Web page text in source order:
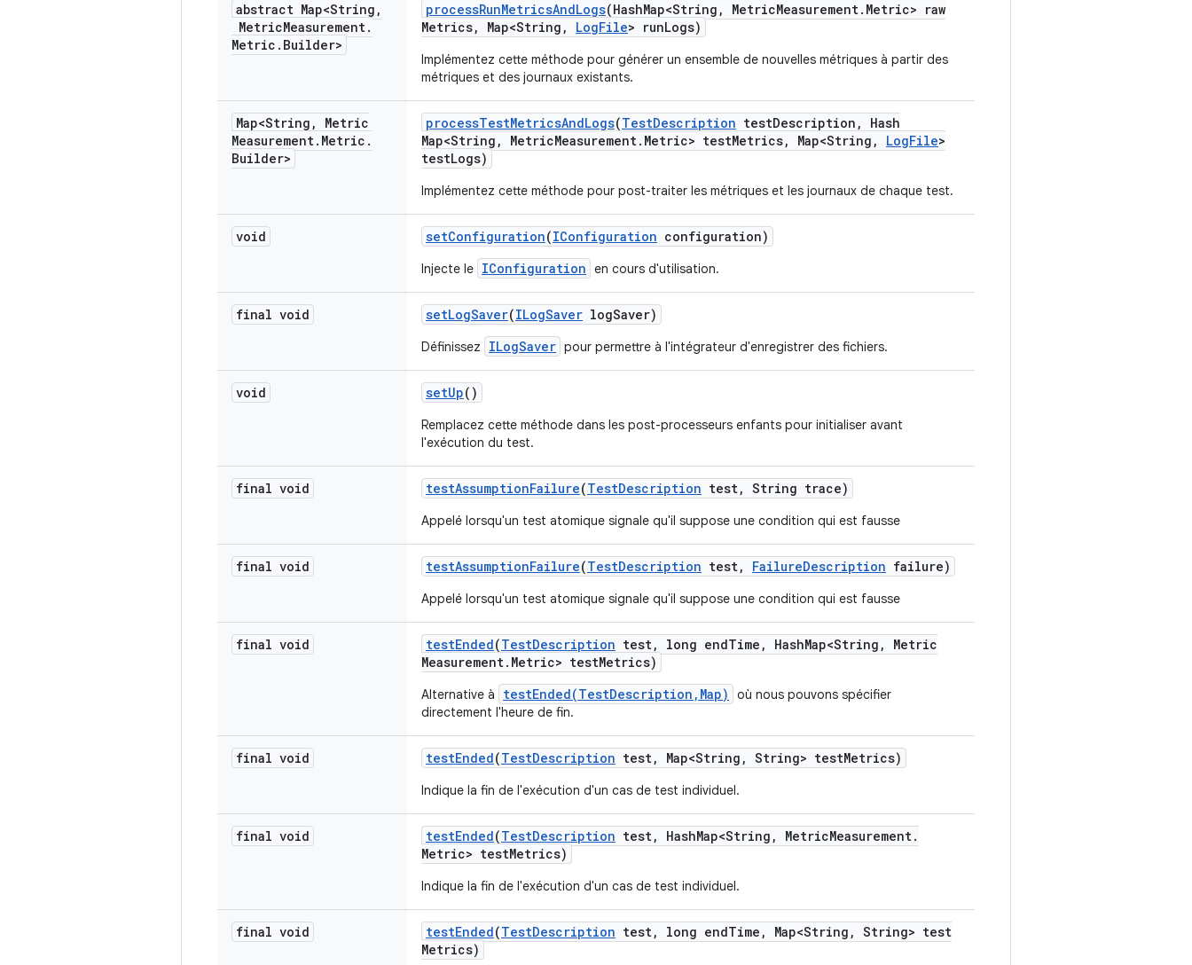
abstract Map<String ,
MetricMeasurement.
Metric . Builder>
processRunMetricsAndLogs(HashMap<String , MetricMeasurement. Metric> raw
Metrics, Map<String , LogFile> runLogs)
Implémentez cette méthode pour générer un ensemble de nouvelles métriques à partir des
métriques et des journaux existants.
Map<String ,
Metric
Measurement. Metric .
Builder>
processTestMetricsAndLogs(TestDescription testDescription ,
Hash
Map<String , MetricMeasurement. Metric> testMetrics, Map<String , LogFile>
testLogs)
Implémentez cette méthode pour post-traiter les métriques et les journaux de chaque test.
void setConfiguration(IConfiguration configuration)
Injecte le IConfiguration en cours d'utilisation.
final void setLogSaver(ILogSaver logSaver)
Définissez ILogSaver pour permettre à l'intégrateur d'enregistrer des fichiers.
void setUp()
Remplacez cette méthode dans les post-processeurs enfants pour initialiser avant
l'exécution du test.
final void testAssumptionFailure(TestDescription test, String trace)
Appelé lorsqu'un test atomique signale qu'il suppose une condition qui est fausse
final void testAssumptionFailure(TestDescription test, FailureDescription failure)
Appelé lorsqu'un test atomique signale qu'il suppose une condition qui est fausse
final void testEnded(TestDescription test, long endTime , HashMap<String ,
Metric
Measurement. Metric> testMetrics)
Alternative à testEnded(TestDescription,Map)
où nous pouvons spécifier
directement l'heure de fin.
final void testEnded(TestDescription test, Map<String , String> testMetrics)
Indique la fin de l'exécution d'un cas de test individuel.
final void testEnded(TestDescription test, HashMap<String , MetricMeasurement.
Metric> testMetrics)
Indique la fin de l'exécution d'un cas de test individuel.
final void testEnded(TestDescription test, long endTime , Map<String , String> test
Metrics)